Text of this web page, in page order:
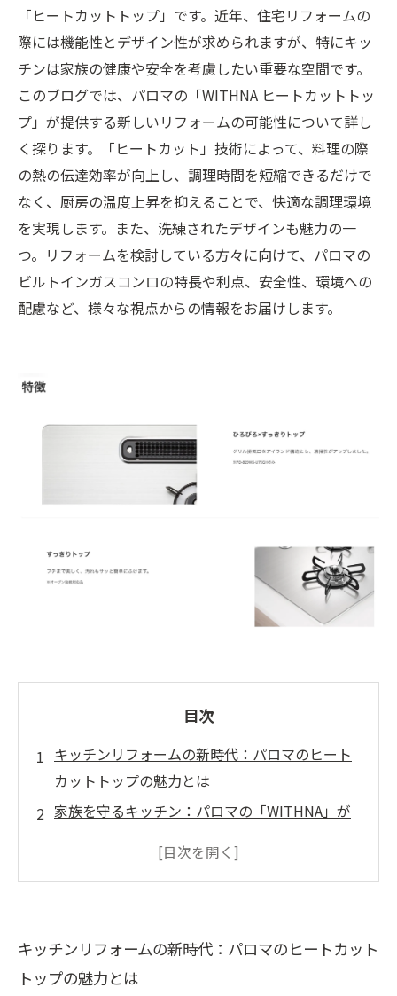
「ヒートカットトップ」です。近年、住宅リフォームの
際には機能性とデザイン性が求められますが、特にキッ
チンは家族の健康や安全を考慮したい重要な空間です。
このブログでは、パロマの「WITHNA ヒートカットトッ
プ」が提供する新しいリフォームの可能性について詳し
く探ります。「ヒートカット」技術によって、料理の際
の熱の伝達効率が向上し、調理時間を短縮できるだけで
なく、厨房の温度上昇を抑えることで、快適な調理環境
を実現します。また、洗練されたデザインも魅力の一
つ。リフォームを検討している方々に向けて、パロマの
ビルトインガスコンロの特長や利点、安全性、環境への
配慮など、様々な視点からの情報をお届けします。
目次
キッチンリフォームの新時代：パロマのヒート
カットトップの魅力とは
家族を守るキッチン：パロマの「WITHNA」が
料理のストレスを軽減！パロマのヒートカット
べき理由
快適な調理環境を実現するパロマのビルトイン
キッチンリフォームの新時代：パロマのヒートカット
トップの魅力とは